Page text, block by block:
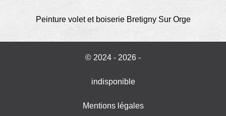
Peinture volet et boiserie Bretigny Sur Orge
© 2024 - 2026 -
indisponible
Mentions légales